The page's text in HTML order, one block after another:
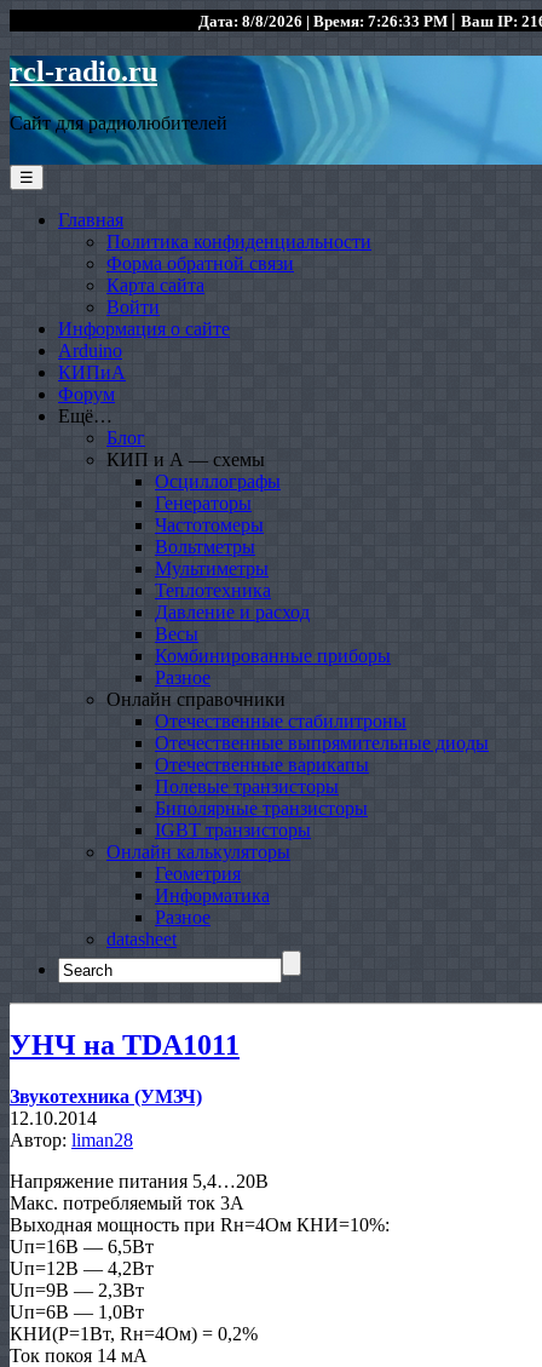
Дата: 8/8/2026 | Время: 7:26:33 PM | Ваш IP:
rcl-radio.ru
Сайт для радиолюбителей
☰
Главная
Политика конфиденциальности
Форма обратной связи
Карта сайта
Войти
Информация о сайте
Arduino
КИПиА
Форум
Ещё…
Блог
КИП и А — схемы
Осциллографы
Генераторы
Частотомеры
Вольтметры
Мультиметры
Теплотехника
Давление и расход
Весы
Комбинированные приборы
Разное
Онлайн справочники
Отечественные стабилитроны
Отечественные выпрямительные диоды
Отечественные варикапы
Полевые транзисторы
Биполярные транзисторы
IGBT транзисторы
Онлайн калькуляторы
Геометрия
Информатика
Разное
datasheet
Search
for:
УНЧ на TDA1011
Звукотехника (УМЗЧ)
12.10.2014
Автор: liman28
Напряжение питания 5,4…20В
Макс. потребляемый ток 3А
Выходная мощность при Rн=4Ом КНИ=10%:
Uп=16В — 6,5Вт
Uп=12В — 4,2Вт
Uп=9В — 2,3Вт
Uп=6В — 1,0Вт
КНИ(Р=1Вт, Rн=4Ом) = 0,2%
Ток покоя 14 мА